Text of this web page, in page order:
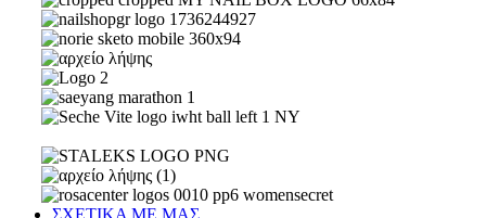
ΣΧΕΤΙΚΑ ΜΕ ΜΑΣ